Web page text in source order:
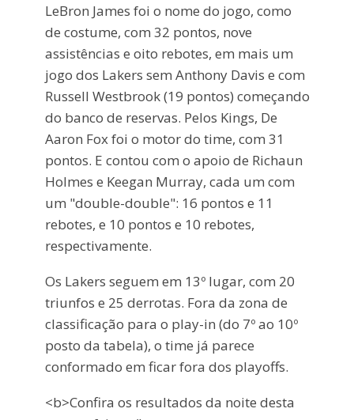
LeBron James foi o nome do jogo, como
de costume, com 32 pontos, nove
assistências e oito rebotes, em mais um
jogo dos Lakers sem Anthony Davis e com
Russell Westbrook (19 pontos) começando
do banco de reservas. Pelos Kings, De
Aaron Fox foi o motor do time, com 31
pontos. E contou com o apoio de Richaun
Holmes e Keegan Murray, cada um com
um "double-double": 16 pontos e 11
rebotes, e 10 pontos e 10 rebotes,
respectivamente.
Os Lakers seguem em 13º lugar, com 20
triunfos e 25 derrotas. Fora da zona de
classificação para o play-in (do 7º ao 10º
posto da tabela), o time já parece
conformado em ficar fora dos playoffs.
<b>Confira os resultados da noite desta